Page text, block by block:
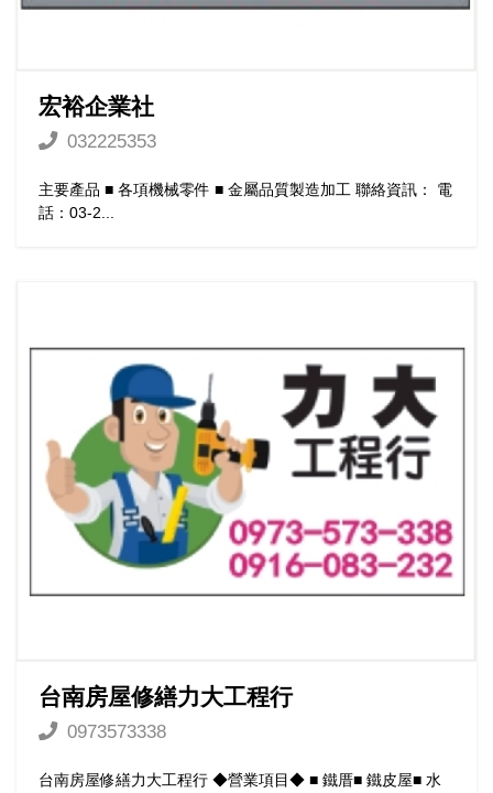
宏裕企業社
032225353
主要產品 ■ 各項機械零件 ■ 金屬品質製造加工 聯絡資訊： 電
話：03-2...
台南房屋修繕力大工程行
0973573338
台南房屋修繕力大工程行 ◆營業項目◆ ■ 鐵厝■ 鐵皮屋■ 水